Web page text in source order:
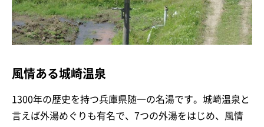
風情ある城崎温泉
1300年の歴史を持つ兵庫県随一の名湯です。城崎温泉と
言えば外湯めぐりも有名で、7つの外湯をはじめ、風情